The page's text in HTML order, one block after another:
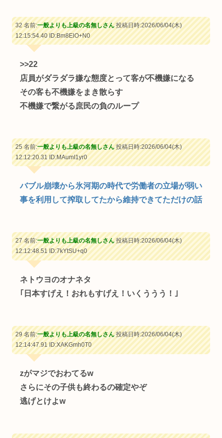
32 名前:一般よりも上級の名無しさん投稿日時:2026/06/04(木)
12:15:54.40ID:Bm8ElO+N0
>>22
店員がダラダラ嫌な態度とって客が不機嫌になる
その客も不機嫌をまき散らす
不機嫌で繋がる庶民の負のループ
25 名前:一般よりも上級の名無しさん投稿日時:2026/06/04(木)
12:12:20.31ID:MAumI1yr0
バブル崩壊から氷河期の時代で労働者の立場が弱い
事を利用して搾取してたから維持できてただけの話
27 名前:一般よりも上級の名無しさん投稿日時:2026/06/04(木)
12:12:48.51ID:7kYtSU+q0
ネトウヨのオナネタ
｢日本すげえ！おれもすげえ！いくううう！｣
29 名前:一般よりも上級の名無しさん投稿日時:2026/06/04(木)
12:14:47.91ID:XAKGmh0T0
zがマジでおわてるw
さらにその子供も終わるの確定やぞ
逃げとけよw